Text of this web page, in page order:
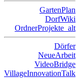
GartenPlan
DorfWiki
OrdnerProjekte_alt
Dörfer
NeueArbeit
VideoBridge
VillageInnovationTalk